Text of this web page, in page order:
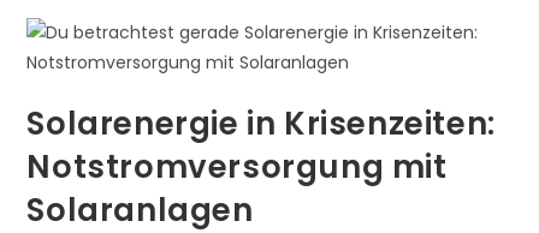
Solarenergie in Krisenzeiten:
Notstromversorgung mit
Solaranlagen